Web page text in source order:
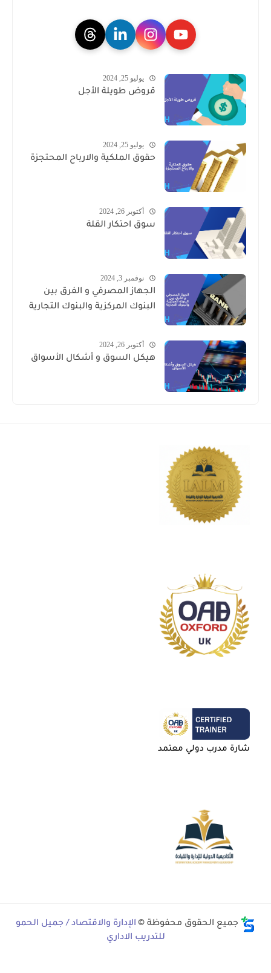
يوليو 25, 2024
قروض طويلة الأجل
يوليو 25, 2024
حقوق الملكية والارباح المحتجزة
أكتوبر 26, 2024
سوق احتكار القلة
نوفمبر 3, 2024
الجهاز المصرفي و الفرق بين
البنوك المركزية والبنوك التجارية
أكتوبر 26, 2024
هيكل السوق و أشكال الأسواق
شارة مدرب دولي معتمد
جميع الحقوق محفوظة © الإدارة والاقتصاد / جميل الحمو
للتدريب الاداري